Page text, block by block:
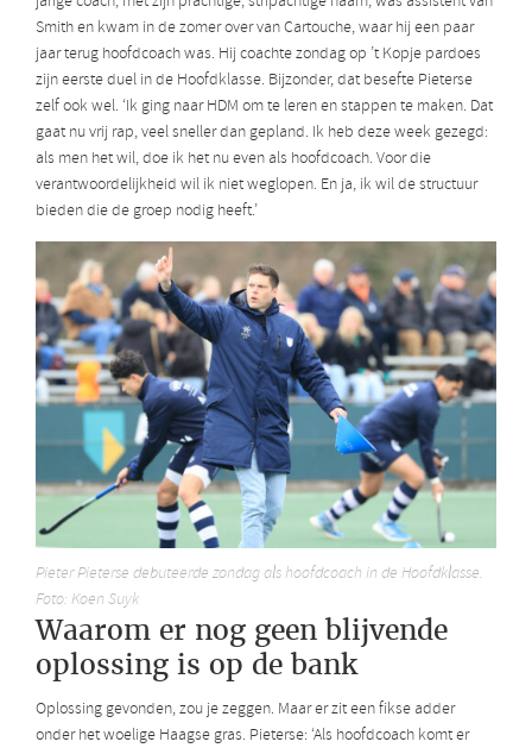
Smith en kwam in de zomer over van Cartouche, waar hij een paar
jaar terug hoofdcoach was. Hij coachte zondag op ’t Kopje pardoes
zijn eerste duel in de Hoofdklasse. Bijzonder, dat besefte Pieterse
zelf ook wel. ‘Ik ging naar HDM om te leren en stappen te maken. Dat
gaat nu vrij rap, veel sneller dan gepland. Ik heb deze week gezegd:
als men het wil, doe ik het nu even als hoofdcoach. Voor die
verantwoordelijkheid wil ik niet weglopen. En ja, ik wil de structuur
bieden die de groep nodig heeft.’
Pieter Pieterse debuteerde zondag als hoofdcoach in de Hoofdklasse.
Foto: Koen Suyk
Waarom er nog geen blijvende
oplossing is op de bank
Oplossing gevonden, zou je zeggen. Maar er zit een fikse adder
onder het woelige Haagse gras. Pieterse: ‘Als hoofdcoach komt er